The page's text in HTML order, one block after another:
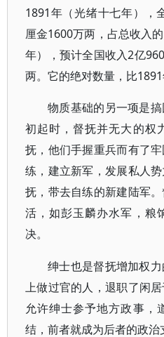
1891年（光绪十七年），
厘金1600万两，占总收入
年），预计全国收入2亿
两。它的绝对数量，比1891
物质基础的另一项是
初起时，督抚并无大的权
抚，他们手握重兵而有了
练，建立新军，发展私人
抚，带去自练的新建陆军
活，如彭玉麟办水军，粮
决。
绅士也是督抚增加权
上做过官的人，退职了闲
允许绅士参予地方政事，
结，前者就成为后者的政治